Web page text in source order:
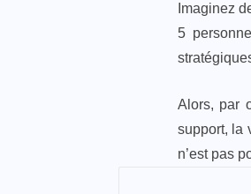
Imaginez
5
Alors, par
support, la
n’est pas